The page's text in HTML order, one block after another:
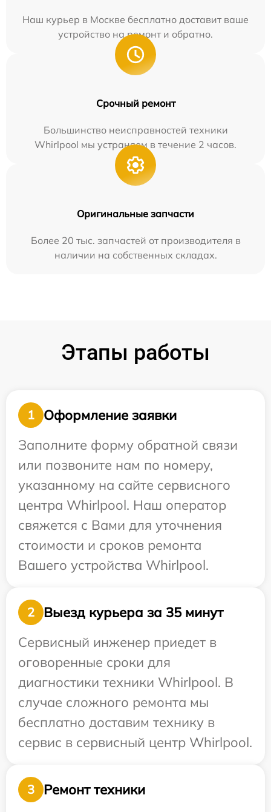
Наш курьер в Москве бесплатно доставит ваше
устройство на ремонт и обратно.
Срочный ремонт
Большинство неисправностей техники
Whirlpool мы устраняем в течение 2 часов.
Оригинальные запчасти
Более 20 тыс. запчастей от производителя в
наличии на собственных складах.
Этапы работы
1
Оформление заявки
Заполните форму обратной связи
или позвоните нам по номеру,
указанному на сайте сервисного
центра Whirlpool. Наш оператор
свяжется с Вами для уточнения
стоимости и сроков ремонта
Вашего устройства Whirlpool.
2
Выезд курьера за 35 минут
Сервисный инженер приедет в
оговоренные сроки для
диагностики техники Whirlpool. В
случае сложного ремонта мы
бесплатно доставим технику в
сервис в сервисный центр Whirlpool.
3
Ремонт техники